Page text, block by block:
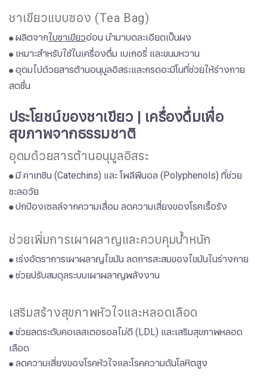
ชาเขียวแบบซอง (Tea Bag)
● ผลิตจากใบชาเขียวอ่อน นำมาบดละเอียดเป็นผง
● เหมาะสำหรับใช้ในเครื่องดื่ม เบเกอรี่ และขนมหวาน
● อุดมไปด้วยสารต้านอนุมูลอิสระและกรดอะมิโนที่ช่วยให้ร่างกาย
สดชื่น
​​​​​​​​​​​​​​ประโยชน์ของชาเขียว | เครื่องดื่มเพื่อ
สุขภาพจากธรรมชาติ
อุดมด้วยสารต้านอนุมูลอิสระ
● มี คาเทชิน (Catechins) และ โพลีฟีนอล (Polyphenols) ที่ช่วย
ชะลอวัย
● ปกป้องเซลล์จากความเสื่อม ลดความเสี่ยงของโรคเรื้อรัง
ช่วยเพิ่มการเผาผลาญและควบคุมน้ำหนัก
● ​​​​​​​เร่งอัตราการเผาผลาญไขมัน ลดการสะสมของไขมันในร่างกาย
● ช่วยปรับสมดุลระบบเผาผลาญพลังงาน
เสริมสร้างสุขภาพหัวใจและหลอดเลือด
● ​​​​​​​ช่วยลดระดับคอเลสเตอรอลไม่ดี (LDL) และเสริมสุขภาพหลอด
เลือด
● ลดความเสี่ยงของโรคหัวใจและโรคความดันโลหิตสูง